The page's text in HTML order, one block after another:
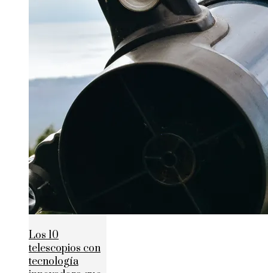
Los 10
telescopios con
tecnología